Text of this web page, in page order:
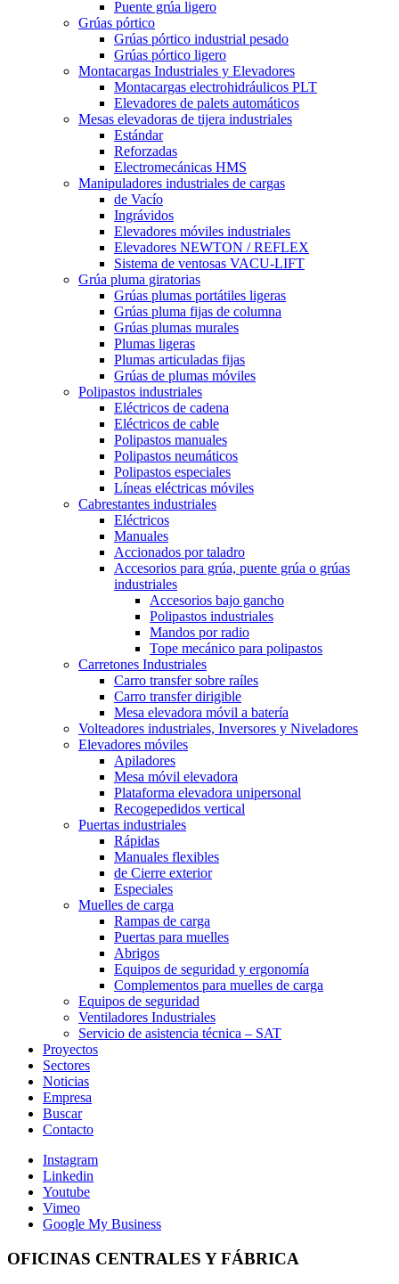
Puente grúa ligero
Grúas pórtico
Grúas pórtico industrial pesado
Grúas pórtico ligero
Montacargas Industriales y Elevadores
Montacargas electrohidráulicos PLT
Elevadores de palets automáticos
Mesas elevadoras de tijera industriales
Estándar
Reforzadas
Electromecánicas HMS
Manipuladores industriales de cargas
de Vacío
Ingrávidos
Elevadores móviles industriales
Elevadores NEWTON / REFLEX
Sistema de ventosas VACU-LIFT
Grúa pluma giratorias
Grúas plumas portátiles ligeras
Grúas pluma fijas de columna
Grúas plumas murales
Plumas ligeras
Plumas articuladas fijas
Grúas de plumas móviles
Polipastos industriales
Eléctricos de cadena
Eléctricos de cable
Polipastos manuales
Polipastos neumáticos
Polipastos especiales
Líneas eléctricas móviles
Cabrestantes industriales
Eléctricos
Manuales
Accionados por taladro
Accesorios para grúa, puente grúa o grúas
industriales
Accesorios bajo gancho
Polipastos industriales
Mandos por radio
Tope mecánico para polipastos
Carretones Industriales
Carro transfer sobre raíles
Carro transfer dirigible
Mesa elevadora móvil a batería
Volteadores industriales, Inversores y Niveladores
Elevadores móviles
Apiladores
Mesa móvil elevadora
Plataforma elevadora unipersonal
Recogepedidos vertical
Puertas industriales
Rápidas
Manuales flexibles
de Cierre exterior
Especiales
Muelles de carga
Rampas de carga
Puertas para muelles
Abrigos
Equipos de seguridad y ergonomía
Complementos para muelles de carga
Equipos de seguridad
Ventiladores Industriales
Servicio de asistencia técnica – SAT
Proyectos
Sectores
Noticias
Empresa
Buscar
Contacto
Instagram
Linkedin
Youtube
Vimeo
Google My Business
OFICINAS CENTRALES Y FÁBRICA